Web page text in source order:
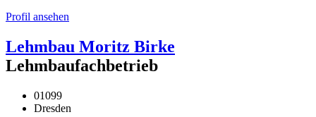
Profil ansehen
Lehmbau Moritz Birke
Lehmbaufachbetrieb
01099
Dresden